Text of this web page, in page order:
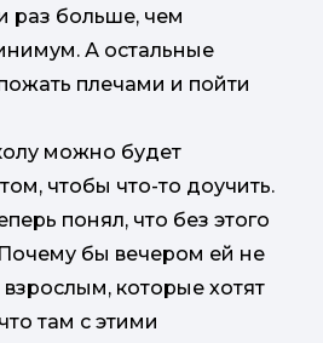
раз больше, чем
А остальные
плечами и пойти
можно будет
чтобы что-то доучить.
понял, что без этого
бы вечером ей не
которые хотят
там с этими